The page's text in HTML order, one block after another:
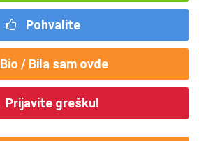
Pohvalite
Bio / Bila sam ovde
Prijavite grešku!